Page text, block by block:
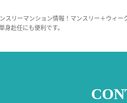
リーマンション情報！マンスリー＋ウィ
赴任にも便利です。